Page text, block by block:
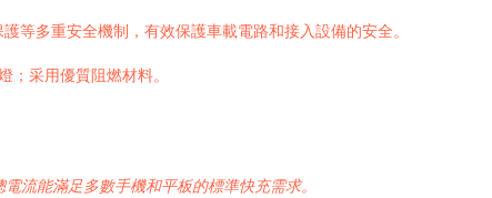
等多重安全機制，有效保護車載電路和接入設備的安全。
；采用優質阻燃材料。
流能滿足多數手機和平板的標準快充需求。